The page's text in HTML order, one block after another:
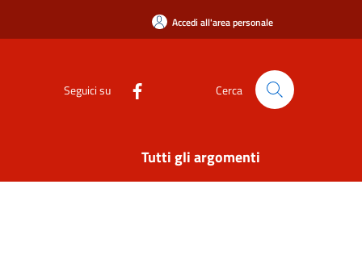
Accedi all'area personale
Seguici su Cerca
Tutti gli argomenti